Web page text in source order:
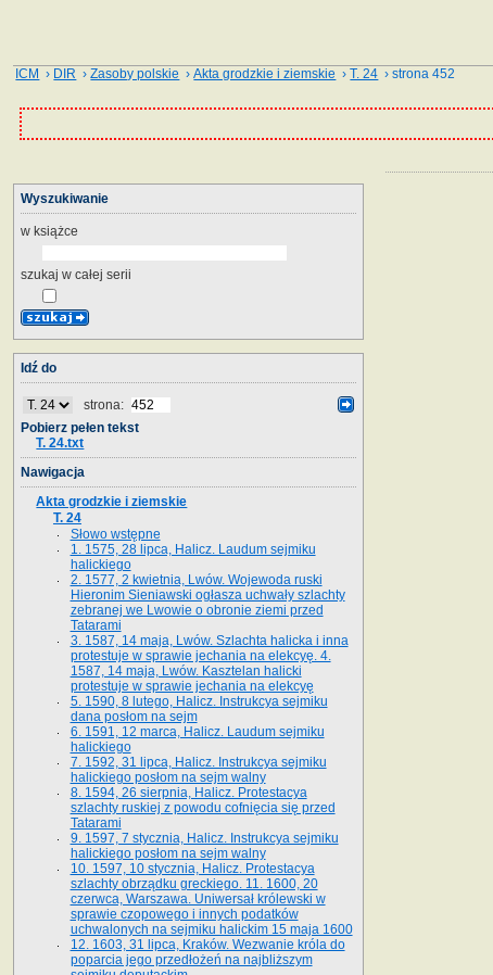
ICM › DIR ›Zasoby polskie ›Akta grodzkie i ziemskie ›T. 24 › strona 452
Wyszukiwanie
w książce
szukaj w całej serii
Idź do
strona:
Pobierz pełen tekst
T. 24.txt
Nawigacja
Akta grodzkie i ziemskie
T. 24
Słowo wstępne
1. 1575, 28 lipca, Halicz. Laudum sejmiku
halickiego
2. 1577, 2 kwietnia, Lwów. Wojewoda ruski
Hieronim Sieniawski ogłasza uchwały szlachty
zebranej we Lwowie o obronie ziemi przed
Tatarami
3. 1587, 14 maja, Lwów. Szlachta halicka i inna
protestuje w sprawie jechania na elekcyę. 4.
1587, 14 maja, Lwów. Kasztelan halicki
protestuje w sprawie jechania na elekcyę
5. 1590, 8 lutego, Halicz. Instrukcya sejmiku
dana posłom na sejm
6. 1591, 12 marca, Halicz. Laudum sejmiku
halickiego
7. 1592, 31 lipca, Halicz. Instrukcya sejmiku
halickiego posłom na sejm walny
8. 1594, 26 sierpnia, Halicz. Protestacya
szlachty ruskiej z powodu cofnięcia się przed
Tatarami
9. 1597, 7 stycznia, Halicz. Instrukcya sejmiku
halickiego posłom na sejm walny
10. 1597, 10 stycznia, Halicz. Protestacya
szlachty obrządku greckiego. 11. 1600, 20
czerwca, Warszawa. Uniwersał królewski w
sprawie czopowego i innych podatków
uchwalonych na sejmiku halickim 15 maja 1600
12. 1603, 31 lipca, Kraków. Wezwanie króla do
poparcia jego przedłożeń na najbliższym